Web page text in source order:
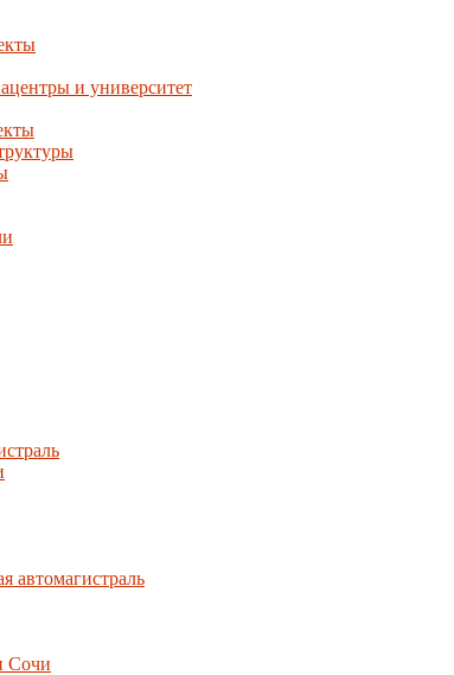
и университет
автомагистраль
Сочи